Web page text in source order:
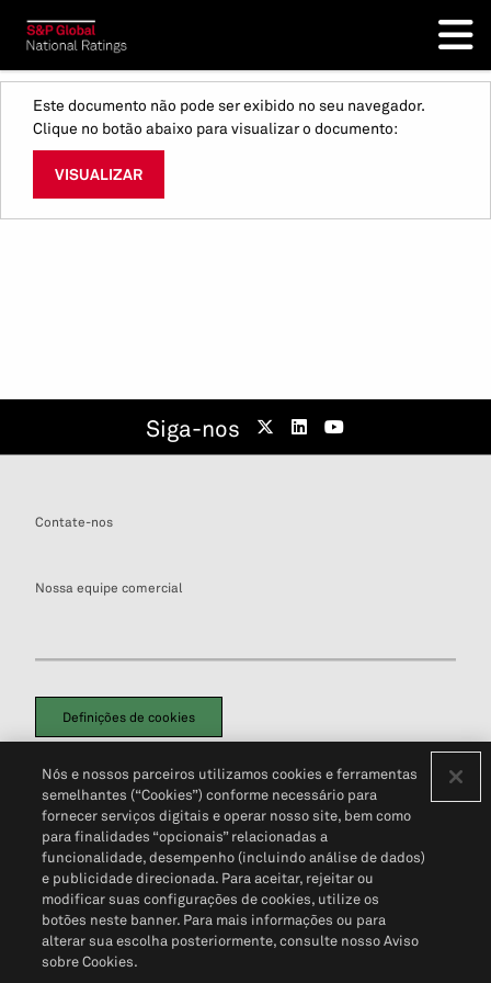
Este documento não pode ser exibido no seu navegador.
Clique no botão abaixo para visualizar o documento:
VISUALIZAR
Siga-nos
Contate-nos
Nossa equipe comercial
Definições de cookies
Política de PrivacidadePortal de privacidade do cliente (em inglês)
Não Venda Minhas Informações Pessoais© 2026 S&P Global
Nós e nossos parceiros utilizamos cookies e ferramentas
semelhantes (“Cookies”) conforme necessário para
fornecer serviços digitais e operar nosso site, bem como
para finalidades “opcionais” relacionadas a
funcionalidade, desempenho (incluindo análise de dados)
e publicidade direcionada. Para aceitar, rejeitar ou
modificar suas configurações de cookies, utilize os
botões neste banner. Para mais informações ou para
alterar sua escolha posteriormente, consulte nosso Aviso
sobre Cookies.